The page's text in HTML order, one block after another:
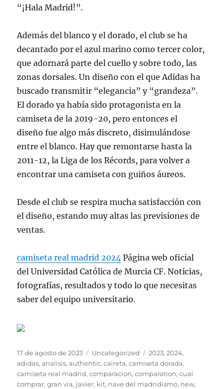
“¡Hala Madrid!”.
Además del blanco y el dorado, el club se ha
decantado por el azul marino como tercer color,
que adornará parte del cuello y sobre todo, las
zonas dorsales. Un diseño con el que Adidas ha
buscado transmitir “elegancia” y “grandeza”.
El dorado ya había sido protagonista en la
camiseta de la 2019-20, pero entonces el
diseño fue algo más discreto, disimulándose
entre el blanco. Hay que remontarse hasta la
2011-12, la Liga de los Récords, para volver a
encontrar una camiseta con guiños áureos.
Desde el club se respira mucha satisfacción con
el diseño, estando muy altas las previsiones de
ventas.
camiseta real madrid 2024 Página web oficial
del Universidad Católica de Murcia CF. Noticias,
fotografías, resultados y todo lo que necesitas
saber del equipo universitario.
Publicado
el
17 de agosto de 2023 Categorías
Uncategorized Etiquetas
2023,2024,
adidas,analisis,authentic,caireta,camiseta dorada,
camiseta real madrid,comparacion,comparation,cual
comprar,gran via, javier, kit, nave del madridismo, new,